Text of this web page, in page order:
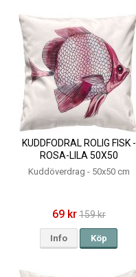
KUDDFODRAL ROLIG FISK -
ROSA-LILA 50X50
Kuddöverdrag - 50x50 cm
69 kr159 kr
Info Köp